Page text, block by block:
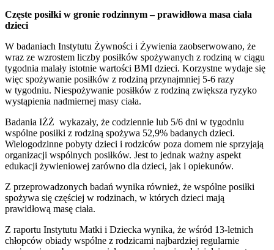
Częste posiłki w gronie rodzinnym – prawidłowa masa ciała
dzieci
W badaniach Instytutu Żywności i Żywienia zaobserwowano, że
wraz ze wzrostem liczby posiłków spożywanych z rodziną w ciągu
tygodnia malały istotnie wartości BMI dzieci. Korzystne wydaje się
więc spożywanie posiłków z rodziną przynajmniej 5-6 razy
w tygodniu. Niespożywanie posiłków z rodziną zwiększa ryzyko
wystąpienia nadmiernej masy ciała.
Badania IŻŻ wykazały, że codziennie lub 5/6 dni w tygodniu
wspólne posiłki z rodziną spożywa 52,9% badanych dzieci.
Wielogodzinne pobyty dzieci i rodziców poza domem nie sprzyjają
organizacji wspólnych posiłków. Jest to jednak ważny aspekt
edukacji żywieniowej zarówno dla dzieci, jak i opiekunów.
Z przeprowadzonych badań wynika również, że wspólne posiłki
spożywa się częściej w rodzinach, w których dzieci mają
prawidłową masę ciała.
Z raportu Instytutu Matki i Dziecka wynika, że wśród 13-letnich
chłopców obiady wspólne z rodzicami najbardziej regularnie